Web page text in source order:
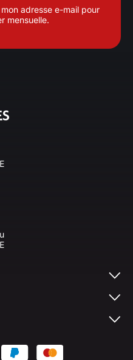
adresse e-mail pour
mensuelle.